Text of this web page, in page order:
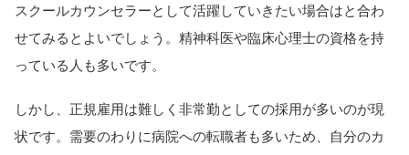
スクールカウンセラーとして活躍していきたい場合はと合わ
せてみるとよいでしょう。精神科医や臨床心理士の資格を持
っている人も多いです。
しかし、正規雇用は難しく非常勤としての採用が多いのが現
状です。需要のわりに病院への転職者も多いため、自分のカ